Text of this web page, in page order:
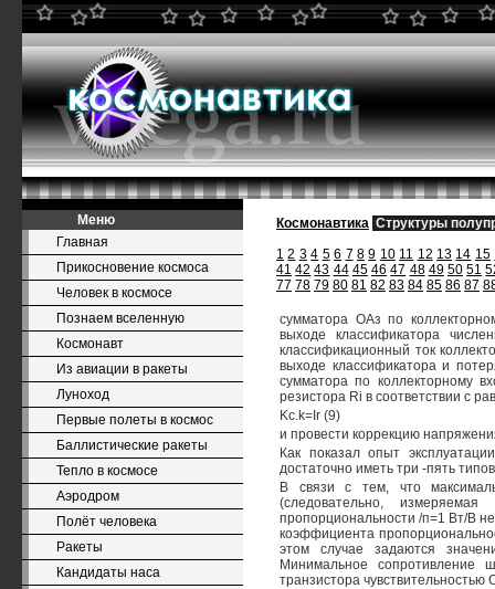
Меню
Главная
Прикосновение космоса
Человек в космосе
Познаем вселенную
Космонавт
Из авиации в ракеты
Луноход
Первые полеты в космос
Баллистические ракеты
Тепло в космосе
Аэродром
Полёт человека
Ракеты
Кандидаты наса
Космонавтика Структуры
1 2 3 4 5 6 7 8 9 10 11 12 13 14 15
41 42 43 44 45 46 47 48 49 50 51
77 78 79 80 81 82 83 84 85 86 87
сумматора ОАз по
выходе классификатора
классификационный ток
выходе классификатора и
сумматора по коллекторному
резистора Ri в соответствии с
Kc.k=Ir (9)
и провести коррекцию
Как показал опыт
достаточно иметь три -пять
В связи с тем, что
(следовательно,
пропорциональности /п=1 Вт/В
коэффициента
этом случае задаются
Минимальное сопротивление
транзистора чувствительностью